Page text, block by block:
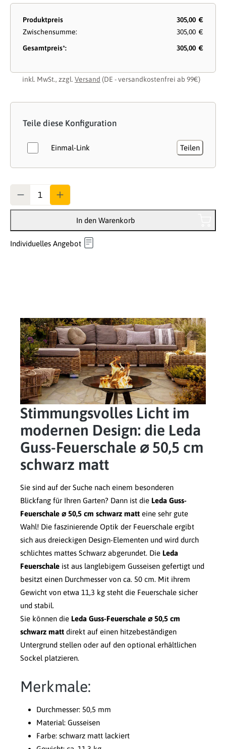
Produktpreis
305,00 €
Zwischensumme:
305,00 €
Gesamtpreis*:
305,00 €
inkl. MwSt., zzgl. Versand (DE - versandkostenfrei ab 99€)
Teile diese Konfiguration
Einmal-Link Teilen
In den Warenkorb
Individuelles Angebot
Stimmungsvolles Licht im
modernen Design: die Leda
Guss-Feuerschale ⌀ 50,5 cm
schwarz matt
Sie sind auf der Suche nach einem besonderen
Blickfang für Ihren Garten? Dann ist die Leda Guss-
Feuerschale ⌀ 50,5 cm schwarz matt eine sehr gute
Wahl! Die faszinierende Optik der Feuerschale ergibt
sich aus dreieckigen Design-Elementen und wird durch
schlichtes mattes Schwarz abgerundet. Die Leda
Feuerschale ist aus langlebigem Gusseisen gefertigt und
besitzt einen Durchmesser von ca. 50 cm. Mit ihrem
Gewicht von etwa 11,3 kg steht die Feuerschale sicher
und stabil.
Sie können die Leda Guss-Feuerschale ⌀ 50,5 cm
schwarz matt direkt auf einen hitzebeständigen
Untergrund stellen oder auf den optional erhältlichen
Sockel platzieren.
Merkmale:
Durchmesser: 50,5 mm
Material: Gusseisen
Farbe: schwarz matt lackiert